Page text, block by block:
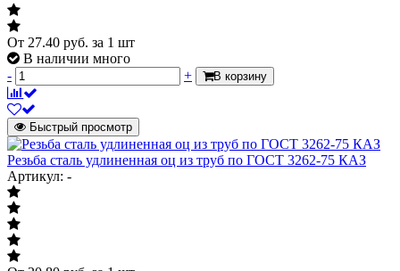
От 27.40 руб. за 1 шт
В наличии много
-
+ В корзину
Быстрый просмотр
Резьба сталь удлиненная оц из труб по ГОСТ 3262-75 КАЗ
Артикул: -